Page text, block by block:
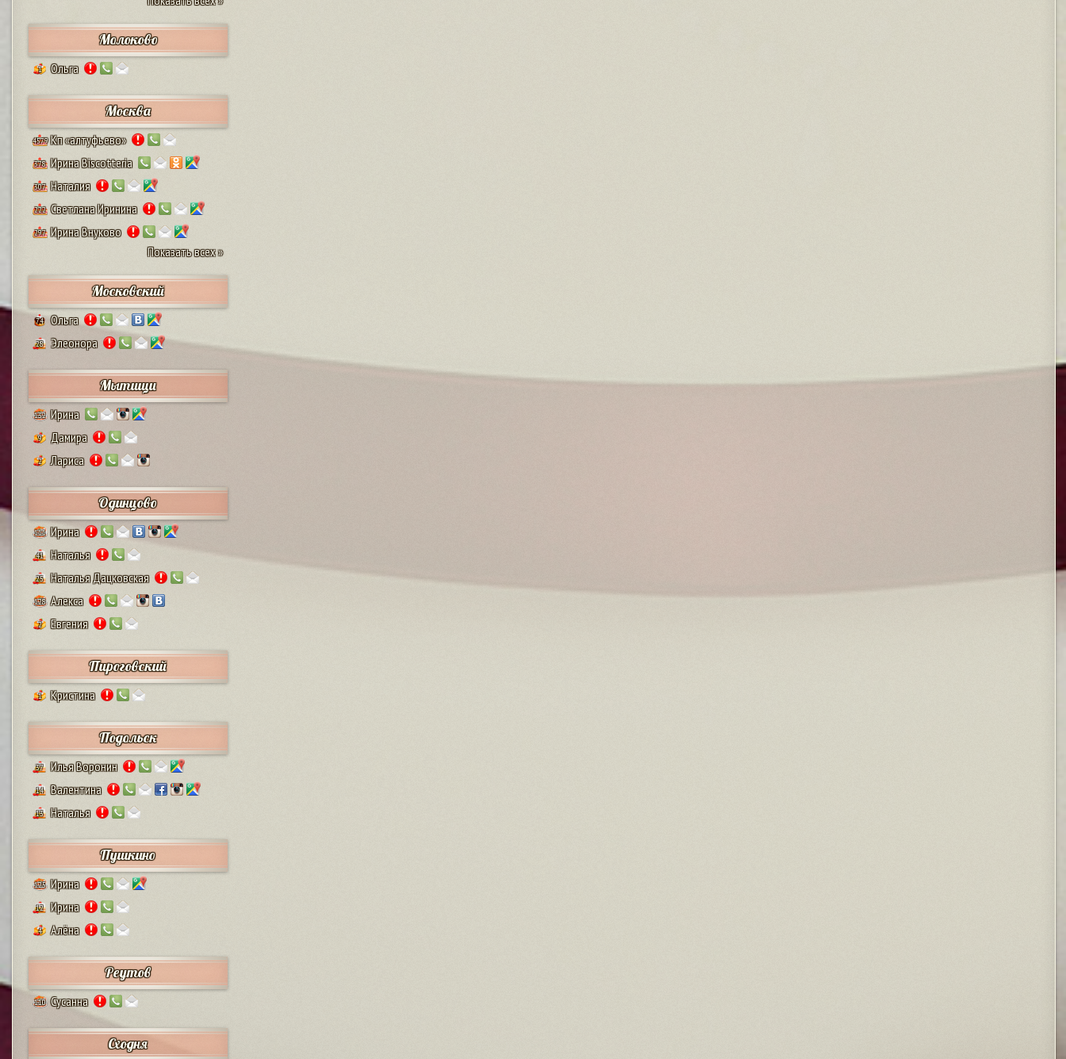
Молоково
1 Ольга
Москва
4579 Кп «алтуфьево»
378 Ирина Biscotteria
307 Наталия
222 Светлана Иринина
297 Ирина Внуково
Показать всех »
Московский
74 Ольга
28 Элеонора
Мытищи
132 Ирина
9 Дамира
2 Лариса
Одинцово
111 Ирина
41 Наталья
25 Наталья Дацковская
128 Алекса
2 Евгения
Пироговский
1 Кристина
Подольск
37 Илья Воронин
14 Валентина
13 Наталья
Пушкино
125 Ирина
12 Ирина
4 Алёна
Реутов
110 Сусанна
Сходня